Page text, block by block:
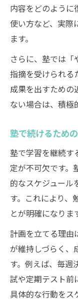
内容をどのように
使い方など、実際
ます。
さらに、塾では「
指摘を受けられる
成果を出すための
ない場合は、積極
塾で続けるため
塾で学習を継続す
定が不可欠です。
的なスケジュール
す。これにより、
とが明確になりま
計画を立てる理由
が維持しづらく、
す。例えば、毎週
試や定期テスト前
具体的な行動をス